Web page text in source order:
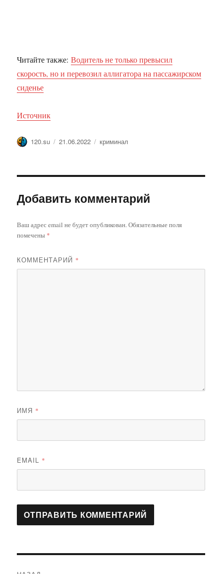
Читайте также:Водитель не только превысил
скорость, но и перевозил аллигатора на пассажирском
сиденье
Источник
Автор
120.su Опубликовано
21.06.2022 Метки
криминал
Добавить комментарий
Ваш адрес email не будет опубликован.Обязательные поля
помечены *
КОММЕНТАРИЙ *
ИМЯ *
EMAIL *